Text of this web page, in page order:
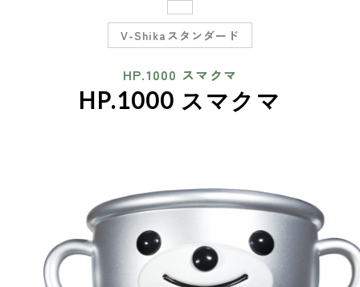
V-Shikaスタンダード
HP.1000 スマクマ
HP.1000 スマクマ